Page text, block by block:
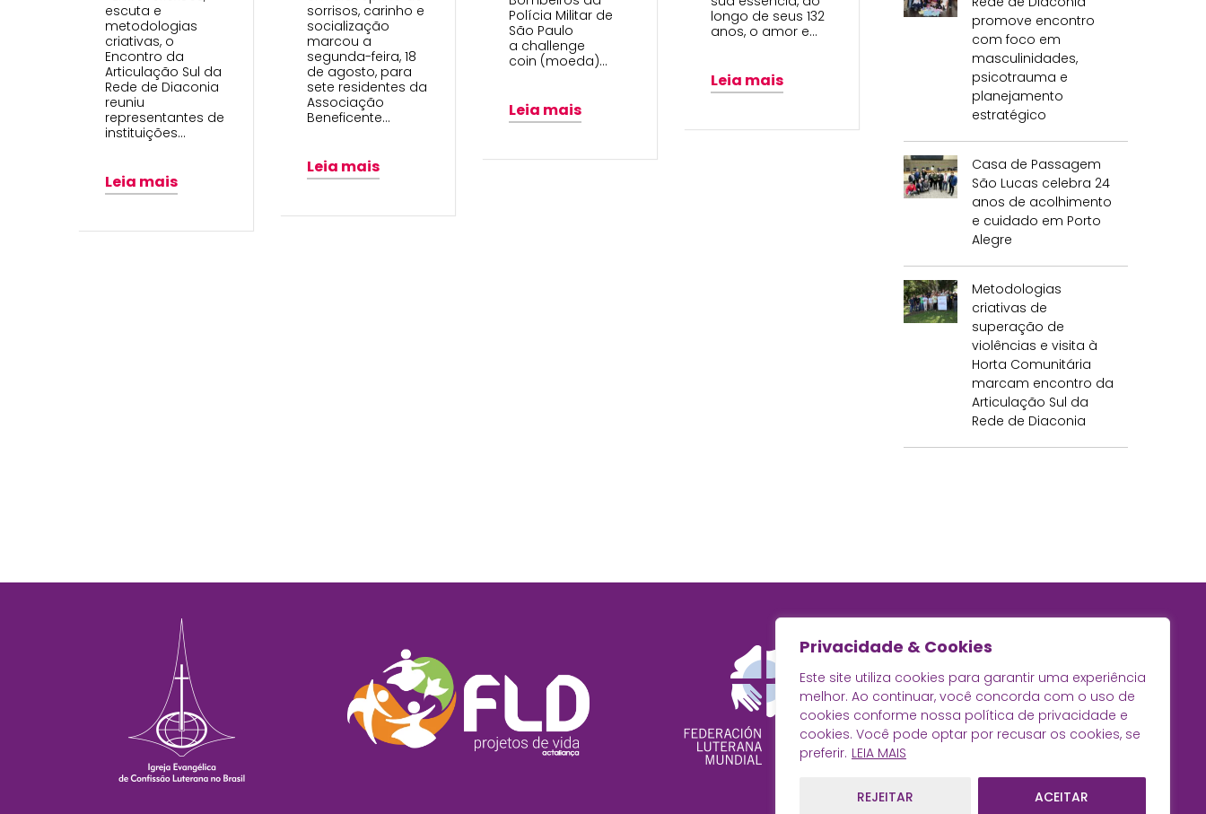
Privacidade & Cookies
Este site utiliza cookies para garantir uma experiência
melhor. Ao continuar, você concorda com o uso de
cookies conforme nossa política de privacidade e
cookies. Você pode optar por recusar os cookies, se
preferir. LEIA MAIS
REJEITAR ACEITAR
escuta e
metodologias
criativas, o
Encontro da
Articulação Sul da
Rede de Diaconia
reuniu
representantes de
instituições…
Leia mais
sorrisos, carinho e
socialização
marcou a
segunda-feira, 18
de agosto, para
sete residentes da
Associação
Beneficente…
Leia mais
Polícia Militar de
São Paulo
a challenge
coin (moeda)…
Leia mais
longo de seus 132
anos, o amor e…
Leia mais
promove encontro
com foco em
masculinidades,
psicotrauma e
planejamento
estratégico
Casa de Passagem
São Lucas celebra 24
anos de acolhimento
e cuidado em Porto
Alegre
Metodologias
criativas de
superação de
violências e visita à
Horta Comunitária
marcam encontro da
Articulação Sul da
Rede de Diaconia